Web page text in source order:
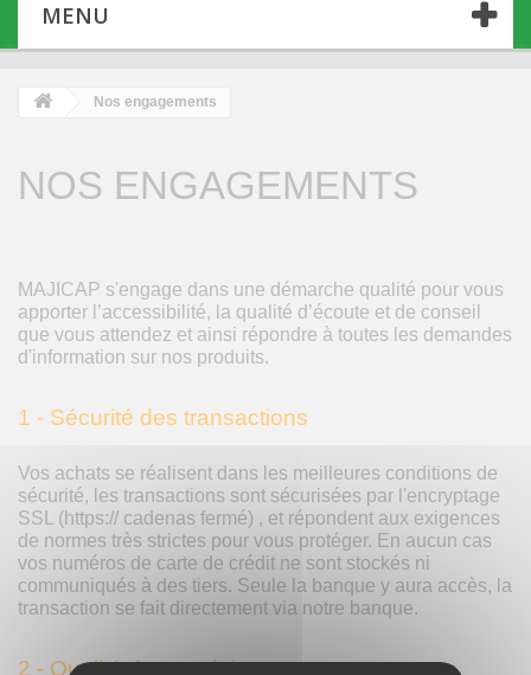
MENU
Nos engagements
NOS ENGAGEMENTS
MAJICAP s'engage dans une démarche qualité pour vous
apporter l’accessibilité, la qualité d’écoute et de conseil
que vous attendez et ainsi répondre à toutes les demandes
d'information sur nos produits.
1 - Sécurité des transactions
Vos achats se réalisent dans les meilleures conditions de
sécurité, les transactions sont sécurisées par l'encryptage
SSL (https:// cadenas fermé) , et répondent aux exigences
de normes très strictes pour vous protéger. En aucun cas
vos numéros de carte de crédit ne sont stockés ni
communiqués à des tiers. Seule la banque y aura accès, la
transaction se fait directement via notre banque.
2 - Qualité des produits